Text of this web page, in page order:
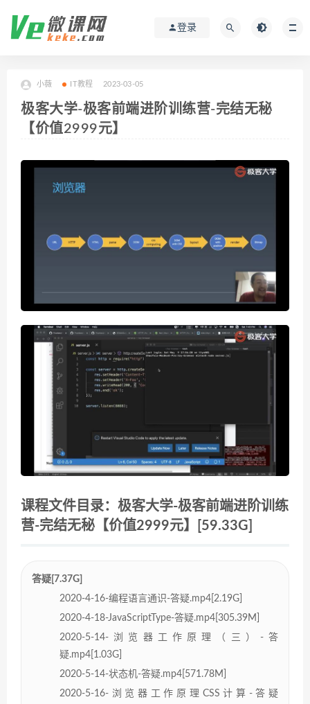
登录
小薇 IT教程 2023-03-05
极客大学-极客前端进阶训练营-完结无秘
【价值2999元】
课程文件目录：极客大学-极客前端进阶训练
营-完结无秘【价值2999元】[59.33G]
答疑[7.37G]
2020-4-16-编程语言通识-答疑.mp4[2.19G]
2020-4-18-JavaScriptType-答疑.mp4[305.39M]
2020-5-14-浏览器工作原理（三）-答
疑.mp4[1.03G]
2020-5-14-状态机-答疑.mp4[571.78M]
2020-5-16-浏览器工作原理CSS计算-答疑